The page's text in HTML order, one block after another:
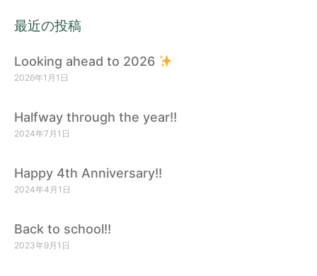
最近の投稿
Looking ahead to 2026
2026年1月1日
Halfway through the year!!
2024年7月1日
Happy 4th Anniversary!!
2024年4月1日
Back to school!!
2023年9月1日